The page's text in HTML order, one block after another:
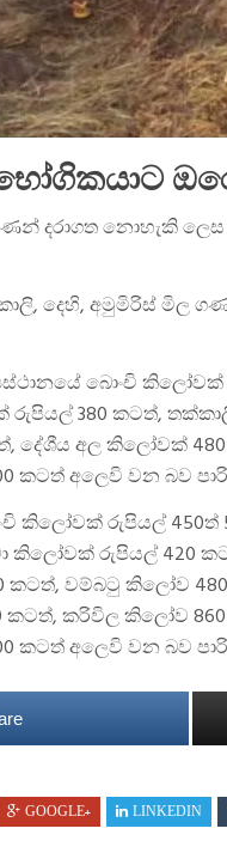
දරාගත නොහැකි
දෙහි, අමුමිරිස් මිල
බොංචි
රුපියල් 380 කටත්,
දේශීය අල කිලෝවක්
කටත් අලෙවි වන බව
කිලෝවක් රුපියල්
කිලෝවක් රුපියල් 420
වම්බටු කිලෝව
කටත්, කරිවිල කිලෝව
කටත් අලෙවි වන බව
GOOGLE+ LINKEDIN